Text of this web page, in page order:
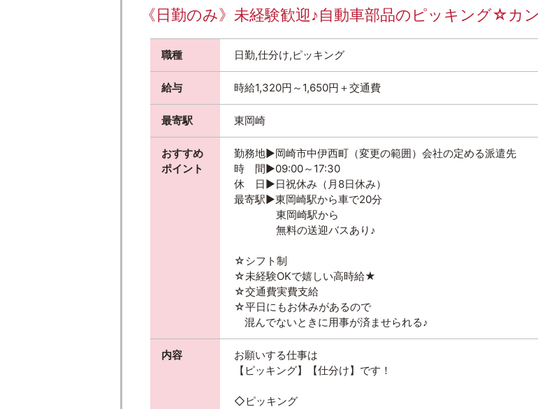
《日勤のみ》未経験歓迎♪自動車部品のピッキング☆
職種 日勤,仕分け,ピッキング
給与 時給1,320円～1,650円＋交通費
最寄駅 東岡崎
おすすめ
ポイント
勤務地▶︎岡崎市中伊西町（変更の範囲）会社の定める派遣先
時 間▶09:00～17:30
休 日▶日祝休み（月8日休み）
最寄駅▶東岡崎駅から車で20分
東岡崎駅から
無料の送迎バスあり♪
☆シフト制
☆未経験OKで嬉しい高時給★
☆交通費実費支給
☆平日にもお休みがあるので
混んでないときに用事が済ませられる♪
内容
お願いする仕事は
【ピッキング】【仕分け】です！
◇ピッキング